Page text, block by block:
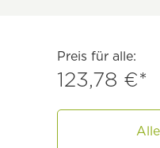
Preis für alle:
123,78 €*